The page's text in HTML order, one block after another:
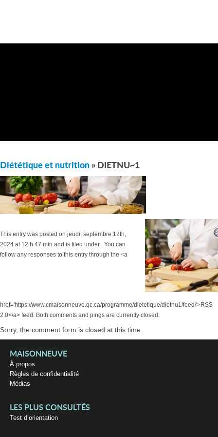
Diététique et nutrition » DIETNU~1
This entry was posted on jeudi, septembre 12th,
2024 at 12 h 47 min and is filed under . You can
follow any responses to this entry through the <a
href='https://www.cmaisonneuve.qc.ca/programme/dietetique/dietnu1/feed/'>RSS
2.0</a> feed. Both comments and pings are currently closed.
Sorry, the comment form is closed at this time.
MAISONNEUVE
À propos
Règles de confidentialité
Médias
LES PLUS CONSULTÉS
Test d’orientation